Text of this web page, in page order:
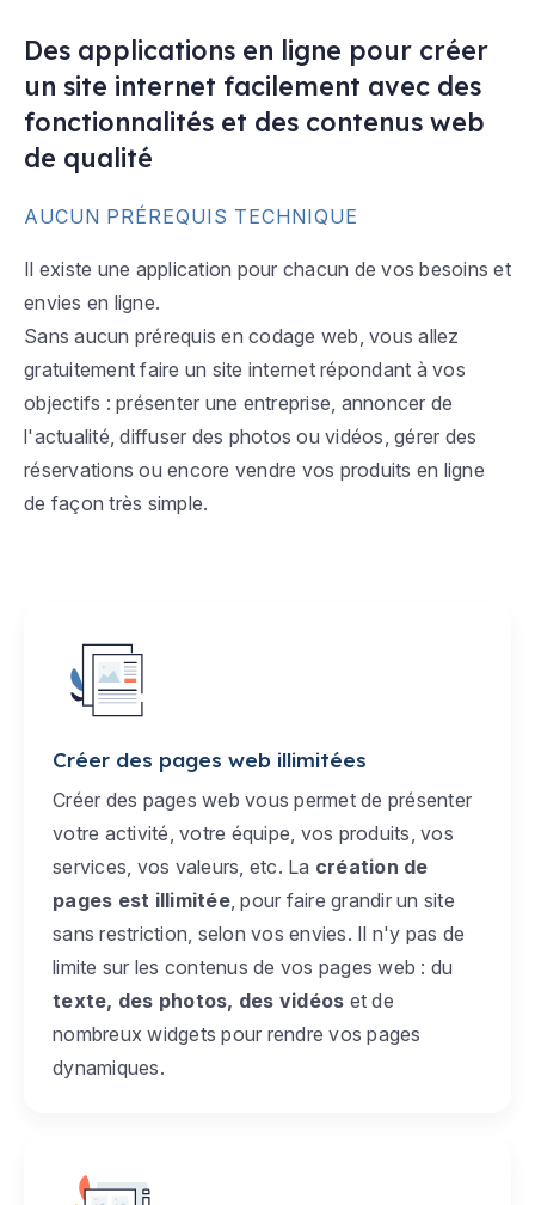
Des applications en ligne pour créer
un site internet facilement avec des
fonctionnalités et des contenus web
de qualité
AUCUN PRÉREQUIS TECHNIQUE
Il existe une application pour chacun de vos besoins et
envies en ligne.
Sans aucun prérequis en codage web, vous allez
gratuitement faire un site internet répondant à vos
objectifs : présenter une entreprise, annoncer de
l'actualité, diffuser des photos ou vidéos, gérer des
réservations ou encore vendre vos produits en ligne
de façon très simple.
Créer des pages web illimitées
Créer des pages web vous permet de présenter
votre activité, votre équipe, vos produits, vos
services, vos valeurs, etc. La création de
pages est illimitée, pour faire grandir un site
sans restriction, selon vos envies. Il n'y pas de
limite sur les contenus de vos pages web : du
texte, des photos, des vidéos et de
nombreux widgets pour rendre vos pages
dynamiques.